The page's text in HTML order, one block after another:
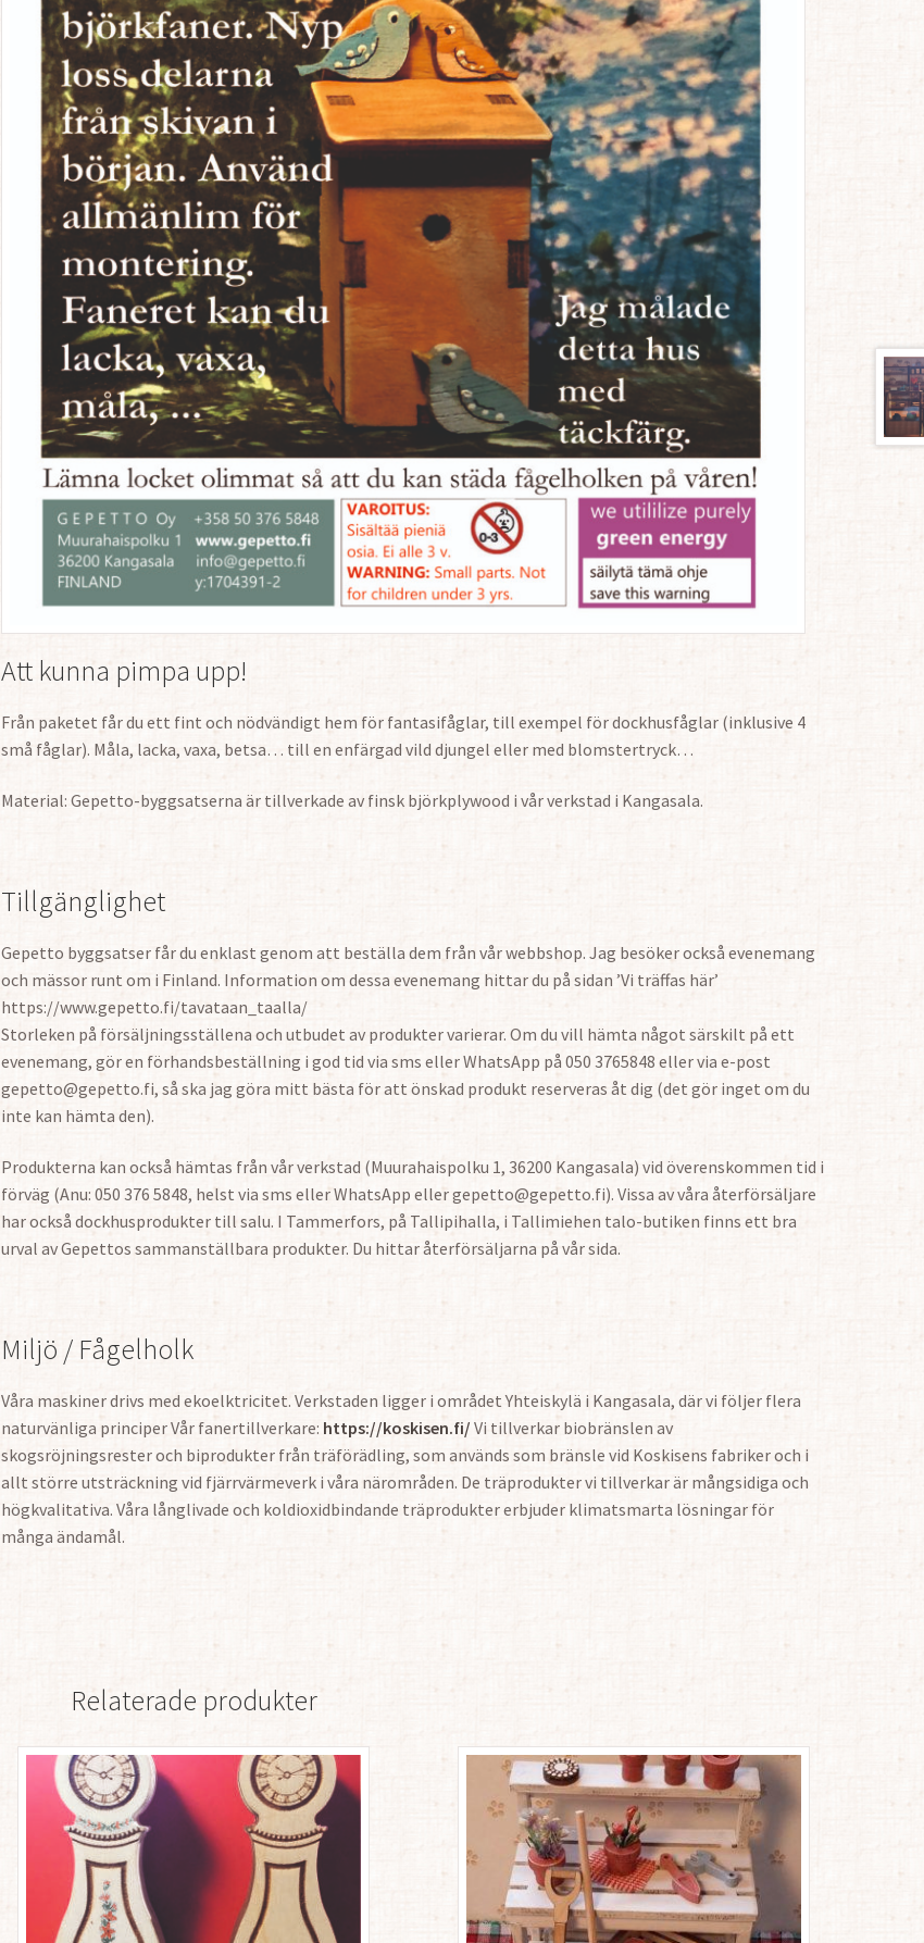
Att kunna pimpa upp!
Från paketet får du ett fint och nödvändigt hem för fantasifåglar, till exempel för dockhusfåglar (inklusive 4
små fåglar). Måla, lacka, vaxa, betsa… till en enfärgad vild djungel eller med blomstertryck…
Material: Gepetto-byggsatserna är tillverkade av finsk björkplywood i vår verkstad i Kangasala.
Tillgänglighet
Gepetto byggsatser får du enklast genom att beställa dem från vår webbshop. Jag besöker också evenemang
och mässor runt om i Finland. Information om dessa evenemang hittar du på sidan ’Vi träffas här’
https://www.gepetto.fi/tavataan_taalla/
Storleken på försäljningsställena och utbudet av produkter varierar. Om du vill hämta något särskilt på ett
evenemang, gör en förhandsbeställning i god tid via sms eller WhatsApp på 050 3765848 eller via e-post
gepetto@gepetto.fi, så ska jag göra mitt bästa för att önskad produkt reserveras åt dig (det gör inget om du
inte kan hämta den).
Produkterna kan också hämtas från vår verkstad (Muurahaispolku 1, 36200 Kangasala) vid överenskommen tid i
förväg (Anu: 050 376 5848, helst via sms eller WhatsApp eller gepetto@gepetto.fi). Vissa av våra återförsäljare
har också dockhusprodukter till salu. I Tammerfors, på Tallipihalla, i Tallimiehen talo-butiken finns ett bra
urval av Gepettos sammanställbara produkter. Du hittar återförsäljarna på vår sida.
Miljö / Fågelholk
Våra maskiner drivs med ekoelktricitet. Verkstaden ligger i området Yhteiskylä i Kangasala, där vi följer flera
naturvänliga principer Vår fanertillverkare: https://koskisen.fi/ Vi tillverkar biobränslen av
skogsröjningsrester och biprodukter från träförädling, som används som bränsle vid Koskisens fabriker och i
allt större utsträckning vid fjärrvärmeverk i våra närområden. De träprodukter vi tillverkar är mångsidiga och
högkvalitativa. Våra långlivade och koldioxidbindande träprodukter erbjuder klimatsmarta lösningar för
många ändamål.
Relaterade produkter